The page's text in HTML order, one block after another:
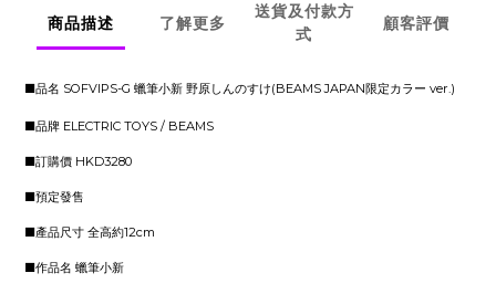
商品描述 了解更多
送貨及付款方
式
顧客評價
■品名 SOFVIPS-G 蠟筆小新 野原しんのすけ(BEAMS JAPAN限定カラー ver.)
■品牌 ELECTRIC TOYS / BEAMS
■訂購價 HKD3280
■預定發售
■產品尺寸 全高約12cm
■作品名 蠟筆小新